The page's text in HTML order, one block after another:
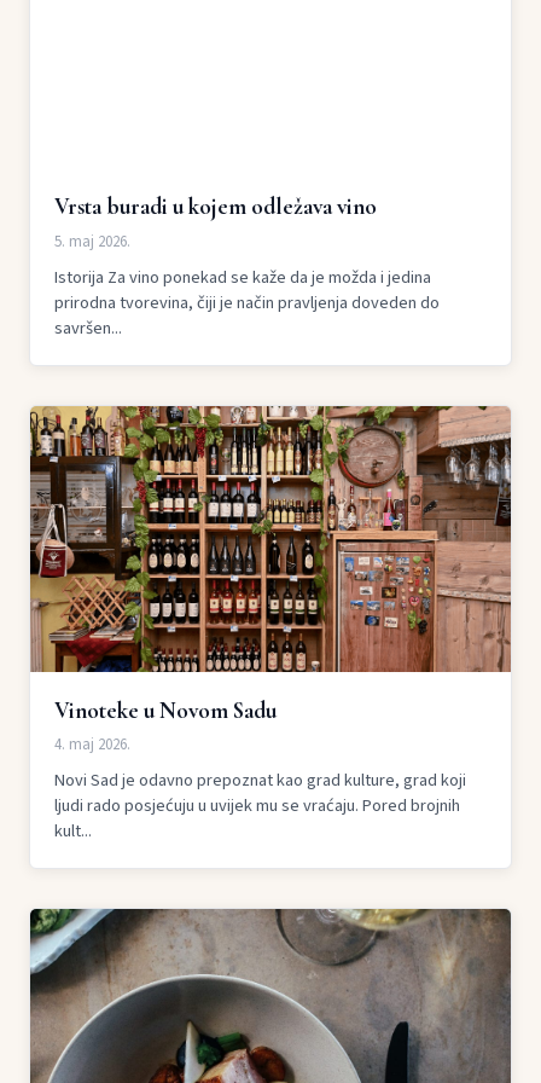
Vrsta buradi u kojem odležava vino
5. maj 2026.
Istorija Za vino ponekad se kaže da je možda i jedina
prirodna tvorevina, čiji je način pravljenja doveden do
savršen...
Vinoteke u Novom Sadu
4. maj 2026.
Novi Sad je odavno prepoznat kao grad kulture, grad koji
ljudi rado posjećuju u uvijek mu se vraćaju. Pored brojnih
kult...